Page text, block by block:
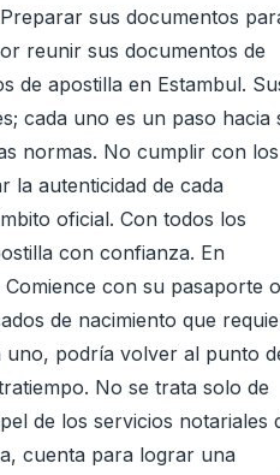
sus documentos
reunir sus documentos de
de apostilla en Estambul.
cada uno es un paso hacia
normas. No cumplir con los
la autenticidad de cada
oficial. Con todos los
con confianza. En
con su pasaporte o
de nacimiento que
uno, podría volver al punto
No se trata solo de
de los servicios notariales
cuenta para lograr una